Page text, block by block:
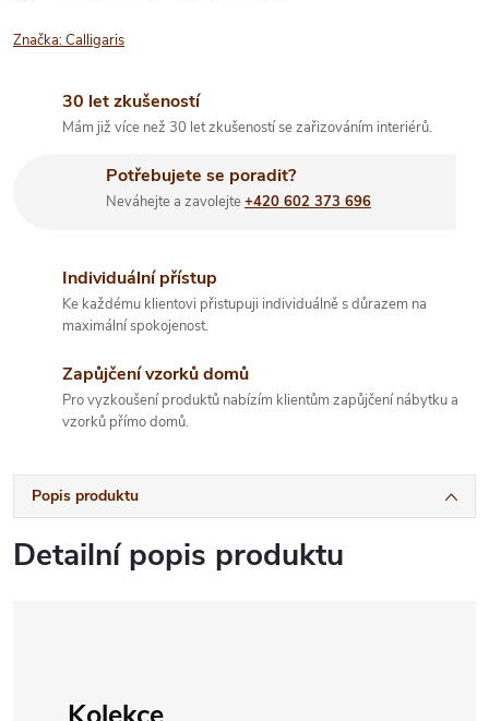
Značka:Calligaris
30 let zkušeností
Mám již více než 30 let zkušeností se zařizováním interiérů.
Potřebujete se poradit?
Neváhejte a zavolejte+420 602 373 696
Individuální přístup
Ke každému klientovi přistupuji individuálně s důrazem na
maximální spokojenost.
Zapůjčení vzorků domů
Pro vyzkoušení produktů nabízím klientům zapůjčení nábytku a
vzorků přímo domů.
Popis produktu
Detailní popis produktu